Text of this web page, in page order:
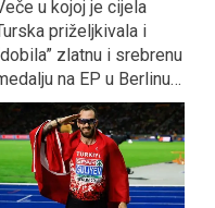
u kojoj je cijela
priželjkivala i
zlatnu i srebrenu
na EP u Berlinu…